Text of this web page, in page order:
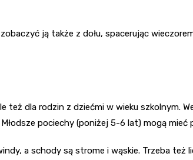
ją także z dołu, spacerując
też dla rodzin z dziećmi w wieku szkolnym.
pociechy (poniżej 5-6 lat) mogą
a schody są strome i wąskie. Trzeba